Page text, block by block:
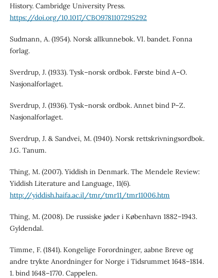
History. Cambridge University Press.
https://doi.org/10.1017/CBO9781107295292
Sudmann, A. (1954). Norsk allkunnebok. VI. bandet. Fonna
forlag.
Sverdrup, J. (1933). Tysk–norsk ordbok. Første bind A–O.
Nasjonalforlaget.
Sverdrup, J. (1936). Tysk–norsk ordbok. Annet bind P–Z.
Nasjonalforlaget.
Sverdrup, J. & Sandvei, M. (1940). Norsk rettskrivningsordbok.
J.G. Tanum.
Thing, M. (2007). Yiddish in Denmark. The Mendele Review:
Yiddish Literature and Language, 11(6).
http://yiddish.haifa.ac.il/tmr/tmr11/tmr11006.htm
Thing, M. (2008). De russiske jøder i København 1882–1943.
Gyldendal.
Timme, F. (1841). Kongelige Forordninger, aabne Breve og
andre trykte Anordninger for Norge i Tidsrummet 1648–1814.
1. bind 1648–1770. Cappelen.